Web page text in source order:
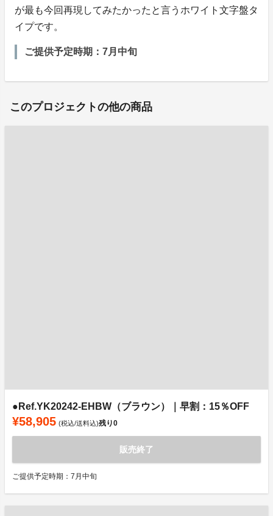
が最も今回再現してみたかったと言うホワイト文字盤タ
イプです。
ご提供予定時期：7月中旬
このプロジェクトの他の商品
●Ref.YK20242-EHBW（ブラウン）｜早割：15％OFF
¥58,905 (税込/送料込)残り0
販売終了
ご提供予定時期：7月中旬